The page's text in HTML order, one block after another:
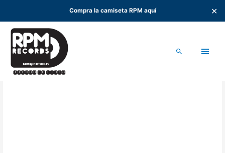
Compra la camiseta RPM aquí ✕
contenido
Buscar